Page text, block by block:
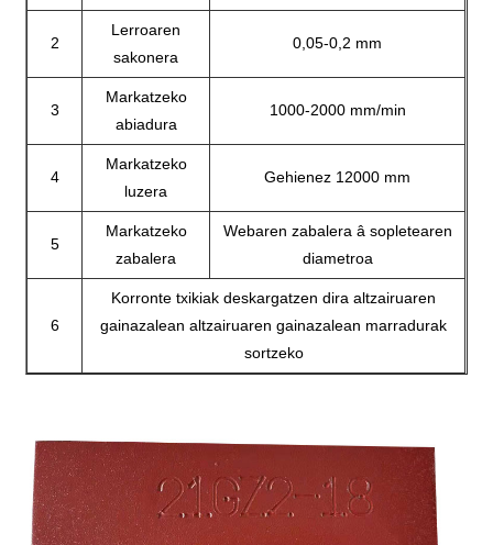
2
Lerroaren
sakonera
0,05-0,2 mm
3
Markatzeko
abiadura
1000-2000 mm/min
4
Markatzeko
luzera
Gehienez 12000 mm
5
Markatzeko
zabalera
Webaren zabalera â sopletearen
diametroa
6
Korronte txikiak deskargatzen dira altzairuaren
gainazalean altzairuaren gainazalean marradurak
sortzeko